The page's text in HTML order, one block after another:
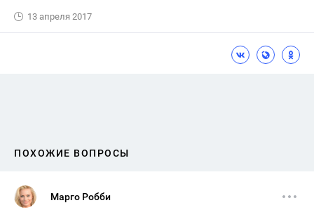
13 апреля 2017
ПОХОЖИЕ ВОПРОСЫ
Марго Робби